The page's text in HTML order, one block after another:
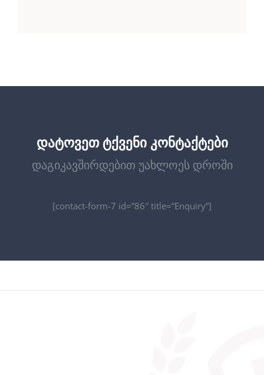
დატოვეთ ტქვენი კონტაქტები
დაგიკავშირდებით უახლოეს დროში
[contact-form-7 id=”86″ title=”Enquiry”]